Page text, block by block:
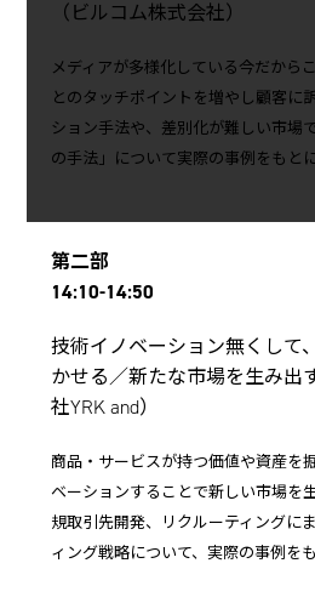
（ビルコム株式会社）
メディアが多様化している今だから
とのタッチポイントを増やし顧客に
ション手法や、差別化が難しい市場
の手法」について実際の事例をもと
第二部
14:10-14:50
技術イノベーション無くして
かせる／新たな市場を生み出
社YRK and）
商品・サービスが持つ価値や資産を
ベーションすることで新しい市場を
規取引先開発、リクルーティングに
ィング戦略について、実際の事例を